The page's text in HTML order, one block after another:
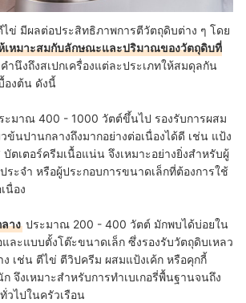
ไข่ มีผลต่อประสิทธิภาพการตีวัตถุดิบต่าง ๆ โดย
เหมาะสมกับลักษณะและปริมาณของวัตถุดิบที่
ำนึงถึงสเปกเครื่องแต่ละประเภทให้สมดุลกัน
องต้น ดังนี้
ะมาณ 400 - 1000 วัตต์ขึ้นไป รองรับการผสม
ข้นปานกลางถึงมากอย่างต่อเนื่องได้ดี เช่น แป้ง
ตเตอร์ครีมเนื้อแน่น จึงเหมาะอย่างยิ่งสำหรับผู้
ระจำ หรือผู้ประกอบการขนาดเล็กที่ต้องการใช้
นื่อง
าง ประมาณ 200 - 400 วัตต์ มักพบได้บ่อยใน
และแบบตั้งโต๊ะขนาดเล็ก ซึ่งรองรับวัตถุดิบเหลว
เช่น ตีไข่ ตีวิปครีม ผสมแป้งเค้ก หรือคุกกี้
จึงเหมาะสำหรับการทำเบเกอรี่พื้นฐานจนถึง
วไปในครัวเรือน